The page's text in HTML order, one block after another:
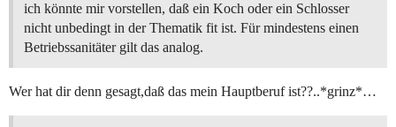
ich könnte mir vorstellen, daß ein Koch oder ein Schlosser
nicht unbedingt in der Thematik fit ist. Für mindestens einen
Betriebssanitäter gilt das analog.
Wer hat dir denn gesagt,daß das mein Hauptberuf ist??..*grinz*…